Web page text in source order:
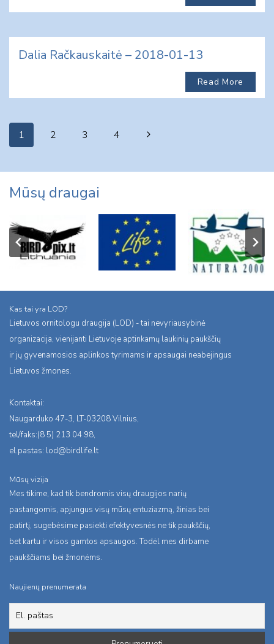
Dalia Račkauskaitė – 2018-01-13
Read More
Page
1 2 3 4
Next
Mūsų draugai
Kas tai yra LOD?
Lietuvos ornitologu draugija (LOD) - tai nevyriausybinė
organizacija, vienijanti Lietuvoje aptinkamų laukinių paukščių
ir jų gyvenamosios aplinkos tyrimams ir apsaugai neabejingus
Lietuvos žmones.
Kontaktai:
Naugarduko 47-3, LT-03208 Vilnius,
tel/faks:(8 5) 213 04 98,
el.pastas: lod@birdlife.lt
Mūsų vizija
Mes tikime, kad tik bendromis visų draugijos narių
pastangomis, apjungus visų mūsų entuziazmą, žinias bei
patirtį, sugebėsime pasiekti efektyvesnės ne tik paukščių,
bet kartu ir visos gamtos apsaugos. Todėl mes dirbame
paukščiams bei žmonėms.
Naujienų prenumerata